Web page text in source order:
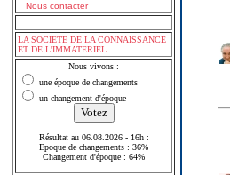
Nous contacter
LA SOCIETE DE LA CONNAISSANCE
ET DE L'IMMATERIEL
Nous vivons :
une époque de changements
un changement d'époque
Résultat au 06.08.2026 - 16h :
Epoque de changements : 36%
Changement d'époque : 64%